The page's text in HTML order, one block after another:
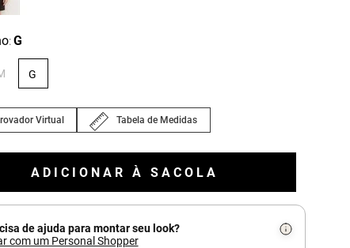
: G
G
Virtual Tabela de Medidas
ADICIONAR À SACOLA
de ajuda para montar seu look?
com um Personal Shopper